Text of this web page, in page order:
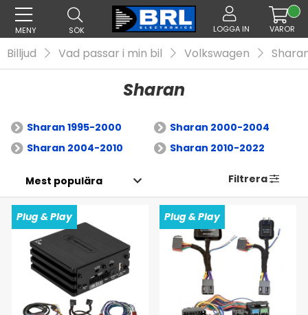
MENY SÖK LOGGA IN VAROR
Billjud Vad passar i min bil Volkswagen
Sharan
Sharan 1995-2000
Sharan 2000-2004
Sharan 2004-2010
Sharan 2010-2022
Filtrera
Plug & Play Plug & Play